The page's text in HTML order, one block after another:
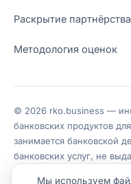
Раскрытие партнёрства
Методология оценок
© 2026 rko.business —
банковских продуктов
занимается банковской
банковских услуг, не
Мы используем